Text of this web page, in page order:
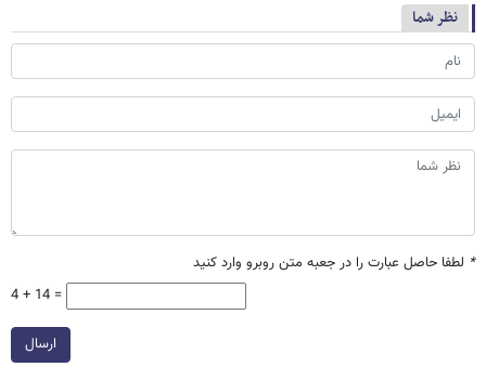
نظر شما
* لطفا حاصل عبارت را در جعبه متن روبرو وارد کنید
4 + 14 =
ارسال